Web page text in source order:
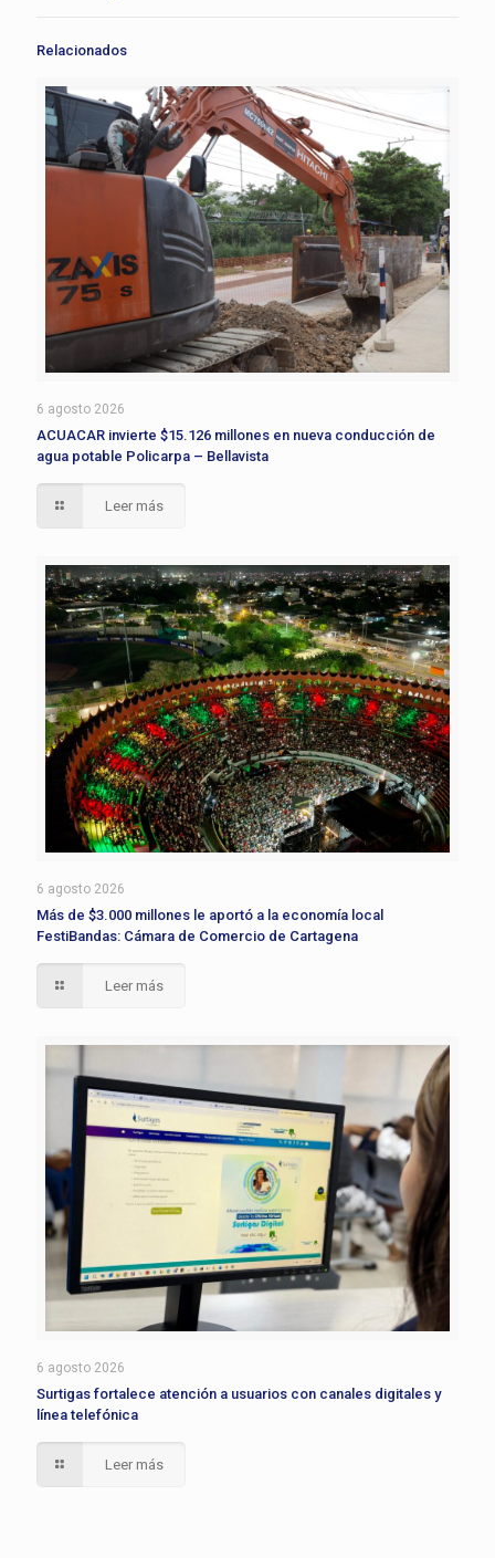
Relacionados
6 agosto 2026
ACUACAR invierte $15.126 millones en nueva conducción de
agua potable Policarpa – Bellavista
Leer más
6 agosto 2026
Más de $3.000 millones le aportó a la economía local
FestiBandas: Cámara de Comercio de Cartagena
Leer más
6 agosto 2026
Surtigas fortalece atención a usuarios con canales digitales y
línea telefónica
Leer más